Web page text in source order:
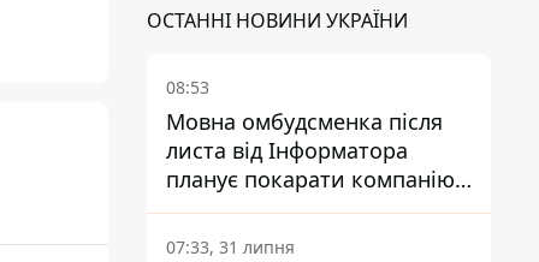
ОСТАННІ НОВИНИ УКРАЇНИ
08:53
Мовна омбудсменка після
листа від Інформатора
планує покарати компанію-
підрядника ПриватБанку
07:33, 31 липня